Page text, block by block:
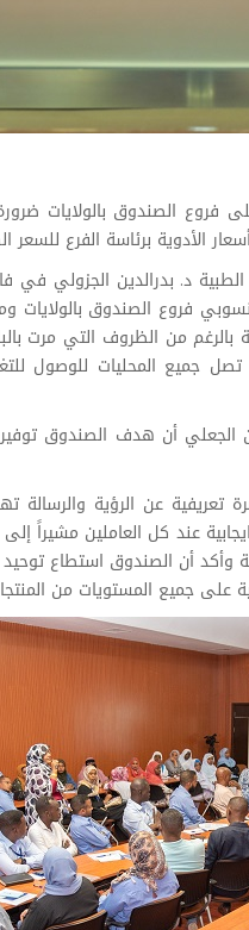
فروع الصندوق بالولايات
الأدوية برئاسة الفرع للسعر
د. بدرالدين الجزولي في
فروع الصندوق بالولايات
بالرغم من الظروف التي مرت
جميع المحليات للوصول
الجعلي أن هدف الصندوق
عن الرؤية والرسالة
عند كل العاملين مشيراً إلى
وأكد أن الصندوق استطاع
على جميع المستويات من